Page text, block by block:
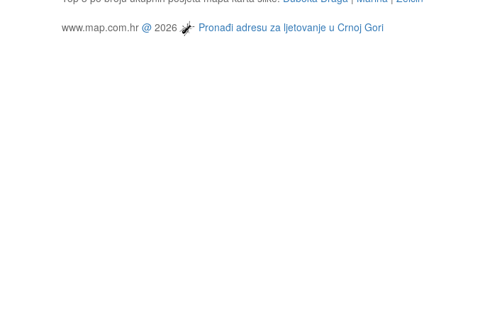
www.map.com.hr @ 2026 Pronađi adresu za ljetovanje u Crnoj Gori